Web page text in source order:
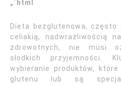
„`html
Dieta bezglutenowa, często
celiakią, nadwrażliwością
zdrowotnych, nie musi
słodkich przyjemności.
wybieranie produktów,
glutenu lub są